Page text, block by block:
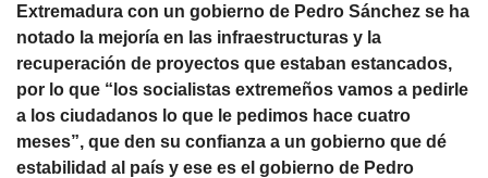
Extremadura con un gobierno de Pedro Sánchez se ha
notado la mejoría en las infraestructuras y la
recuperación de proyectos que estaban estancados,
por lo que “los socialistas extremeños vamos a pedirle
a los ciudadanos lo que le pedimos hace cuatro
meses”, que den su confianza a un gobierno que dé
estabilidad al país y ese es el gobierno de Pedro